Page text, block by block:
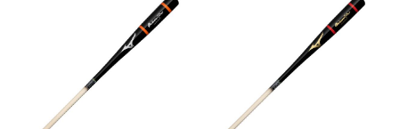
ソフトボール
柔道